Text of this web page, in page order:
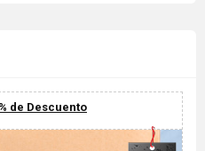
de Descuento